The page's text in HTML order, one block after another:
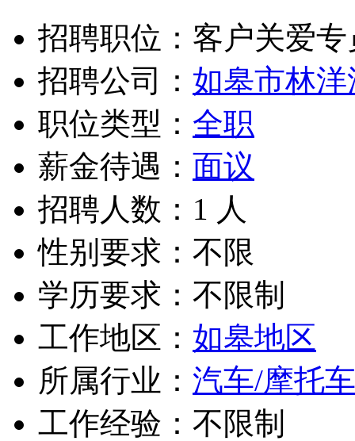
招聘职位：客户关爱专
招聘公司： 如皋市林
职位类型： 全职
薪金待遇： 面议
招聘人数：1 人
性别要求：不限
学历要求：不限制
工作地区： 如皋地区
所属行业： 汽车/摩托
工作经验：不限制